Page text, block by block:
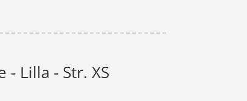
Lilla - Str. XS